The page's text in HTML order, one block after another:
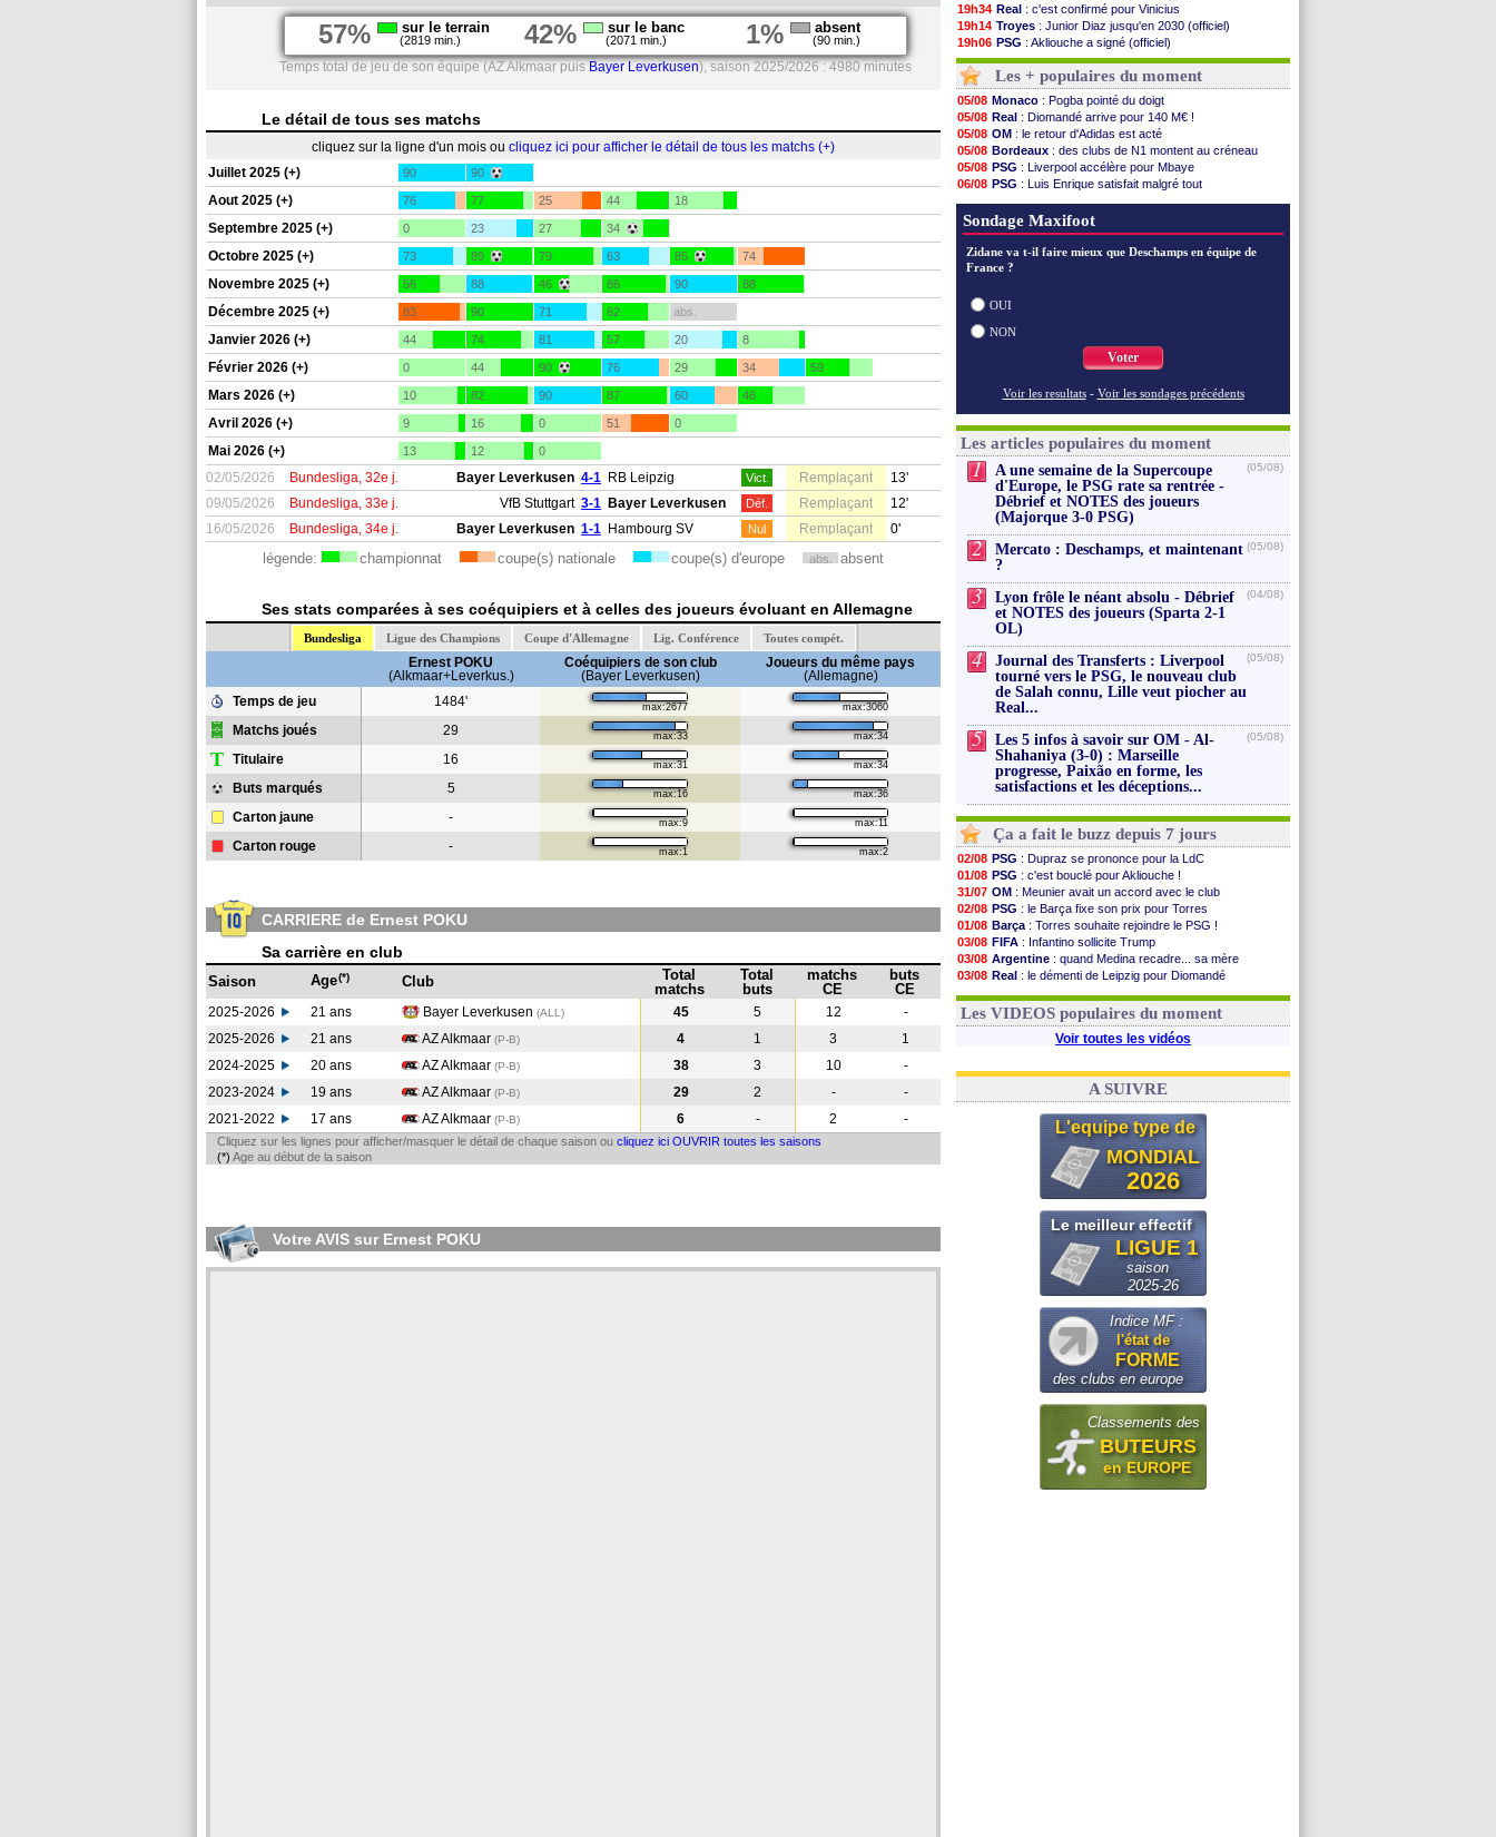
57% sur le terrain
(2819 min.) 42% sur le banc
(2071 min.) 1% absent
(90 min.)
Temps total de jeu de son équipe (AZ Alkmaar puis Bayer Leverkusen), saison 2025/2026 : 4980 minutes
Le détail de tous ses matchs
cliquez sur la ligne d'un mois ou cliquez ici pour afficher le détail de tous les matchs (+)
Juillet 2025 (+)
90 90
Aout 2025 (+) 76 77 25 44 18
Septembre 2025 (+) 0 23 27 34
Octobre 2025 (+) 73 89 79 63 85 74
Novembre 2025 (+) 56 88 46 86 90 88
Décembre 2025 (+) 83 90 71 62 abs.
Janvier 2026 (+) 44 74 81 57 20 8
Février 2026 (+) 0 44 90 76 29 34 59
Mars 2026 (+) 10 82 90 87 60 46
Avril 2026 (+) 9 16 0 51 0
Mai 2026 (+) 13 12 0
02/05/2026 Bundesliga, 32e j. Bayer Leverkusen 4-1 RB Leipzig Vict. Remplaçant
13'
09/05/2026
Bundesliga, 33e j. VfB Stuttgart 3-1 Bayer Leverkusen Déf. Remplaçant
12'
16/05/2026
Bundesliga, 34e j. Bayer Leverkusen 1-1 Hambourg SV Nul Remplaçant 0'
légende: championnat coupe(s) nationale coupe(s) d'europe abs. absent
Ses stats comparées à ses coéquipiers et à celles des joueurs évoluant en Allemagne
Bundesliga Ligue des Champions Coupe d'Allemagne Lig. Conférence Toutes compét.
Ernest POKU
(Alkmaar+Leverkus.)
Coéquipiers de son club
(Bayer Leverkusen)
Joueurs du même pays
(Allemagne)
Temps de jeu
1484' max:2677 max:3060
Matchs joués 29 max:33 max:34
T Titulaire 16 max:31 max:34
Buts marqués 5 max:16 max:36
Carton jaune - max:9 max:11
Carton rouge - max:1 max:2
CARRIERE de Ernest POKU
Sa carrière en club
Saison Age(*) Club
Total
matchs
Total
buts
matchs
CE
buts
CE
2025-2026 21 ans Bayer Leverkusen (ALL) 45 5 12
-
2025-2026
21 ans AZ Alkmaar (P-B) 4 1 3
1
2024-2025
20 ans AZ Alkmaar (P-B) 38 3 10
-
2023-2024
19 ans AZ Alkmaar (P-B) 29 2 -
-
2021-2022
17 ans AZ Alkmaar (P-B) 6 - 2 -
Cliquez sur les lignes pour afficher/masquer le détail de chaque saison ou cliquez ici OUVRIR toutes les saisons
(*) Age au début de la saison
Votre AVIS sur Ernest POKU
19h34 Real : c'est confirmé pour Vinicius
19h14 Troyes : Junior Diaz jusqu'en 2030 (officiel)
19h06 PSG : Akliouche a signé (officiel)
18h50 OM: une offre pour Bulka
18h30
PSG : contrat signé pour Akliouche
18h20 Ouganda: Owori battu à mort à Kampala
17h58
Arsenal : Arteta veut créer une dynastie
17h47
Chelsea: Palace a fait son offre pour Disasi
17h34
FIFA: le gouvernement espagnol s'en mêle
17h22
PSG: l'étonnante rumeur Gusto
17h10
Bologne: Dallinga est sur le marché
16h59
OM : accord trouvé avec Man City pour Rulli
16h45 Uruguay: Forlan nommé sélectionneur (officiel)
16h21 PSG: Ndjantou heureux d'avoir rejoué
16h04 Real
15h40 Rennes
Les + populaires du moment
05/08 Monaco : Pogba pointé du doigt
05/08 Real : Diomandé arrive pour 140 M€ !
05/08 OM : le retour d'Adidas est acté
05/08 Bordeaux : des clubs de N1 montent au créneau
05/08 PSG : Liverpool accélère pour Mbaye
06/08 PSG : Luis Enrique satisfait malgré tout
05/08 Real: une nouvelle offre pour Vinicius
Sondage Maxifoot
Zidane va t-il faire mieux que Deschamps en équipe de
France ?
OUI
NON
Voter
Voir les resultats - Voir les sondages précédents
Les articles populaires du moment
1
A une semaine de la Supercoupe
d'Europe, le PSG rate sa rentrée -
Débrief et NOTES des joueurs
(Majorque 3-0 PSG)
(05/08)
2
Mercato : Deschamps, et maintenant
?
(05/08)
3
Lyon frôle le néant absolu - Débrief
et NOTES des joueurs (Sparta 2-1
OL)
(04/08)
4
Journal des Transferts : Liverpool
tourné vers le PSG, le nouveau club
de Salah connu, Lille veut piocher au
Real...
(05/08)
5
Les 5 infos à savoir sur OM - Al-
Shahaniya (3-0) : Marseille
progresse, Paixão en forme, les
satisfactions et les déceptions...
(05/08)
Ça a fait le buzz depuis 7 jours
02/08 PSG : Dupraz se prononce pour la LdC
01/08 PSG : c'est bouclé pour Akliouche !
31/07 OM : Meunier avait un accord avec le club
02/08 PSG : le Barça fixe son prix pour Torres
01/08 Barça : Torres souhaite rejoindre le PSG !
03/08 FIFA : Infantino sollicite Trump
03/08 Argentine : quand Medina recadre... sa mère
03/08 Real : le démenti de Leipzig pour Diomandé
31/07 FIFA: le conseiller d'Infantino démissionne !
Les VIDEOS populaires du moment
Voir toutes les vidéos
A SUIVRE
L'equipe type de
MONDIAL
2026
Le meilleur effectif
LIGUE 1
saison
2025-26
Indice MF :
l'état de
FORME
des clubs en europe
Classements des
BUTEURS
en EUROPE